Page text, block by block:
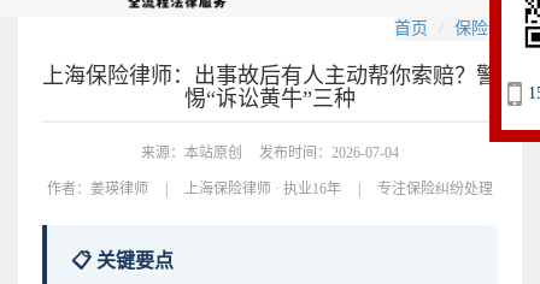
首页 保险诉讼
上海保险律师：出事故后有人主动帮你索赔？警
惕“诉讼黄牛”三种
来源：本站原创 发布时间：2026-07-04
作者： 姜瑛律师 | 上海保险律师 · 执业16年 | 专注保险纠纷处理
📋 关键要点